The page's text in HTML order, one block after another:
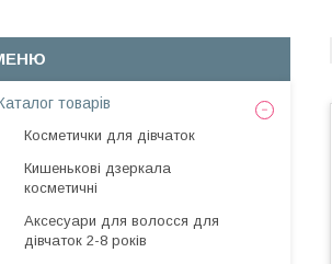
товарів
Косметички для дівчаток
Кишенькові дзеркала
косметичні
Аксесуари для волосся для
дівчаток 2-8 років